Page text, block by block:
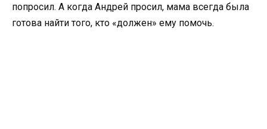
попросил. А когда Андрей просил, мама всегда была
готова найти того, кто «должен» ему помочь.